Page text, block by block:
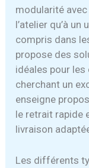
modularité
l’atelier qu’à
compris dans
propose des
idéales pour
cherchant un
enseigne
le retrait rapide
livraison
Les différents